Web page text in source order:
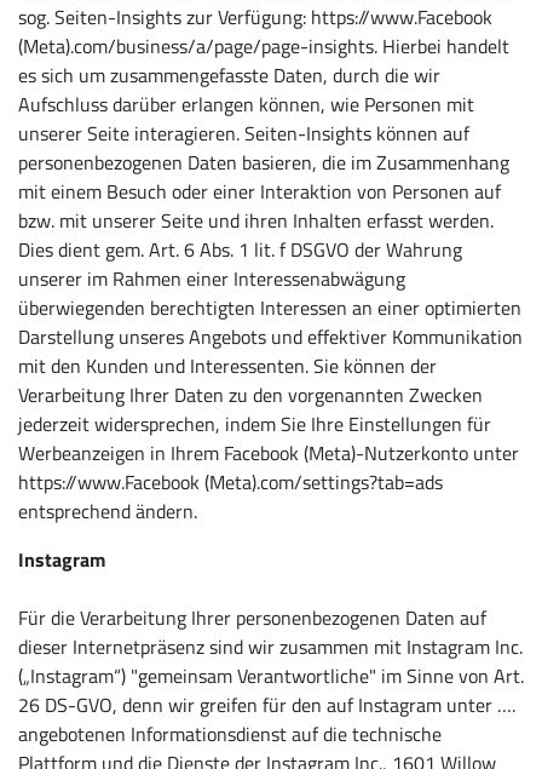
sog. Seiten-Insights zur Verfügung: https://www.Facebook
(Meta).com/business/a/page/page-insights. Hierbei handelt
es sich um zusammengefasste Daten, durch die wir
Aufschluss darüber erlangen können, wie Personen mit
unserer Seite interagieren. Seiten-Insights können auf
personenbezogenen Daten basieren, die im Zusammenhang
mit einem Besuch oder einer Interaktion von Personen auf
bzw. mit unserer Seite und ihren Inhalten erfasst werden.
Dies dient gem. Art. 6 Abs. 1 lit. f DSGVO der Wahrung
unserer im Rahmen einer Interessenabwägung
überwiegenden berechtigten Interessen an einer optimierten
Darstellung unseres Angebots und effektiver Kommunikation
mit den Kunden und Interessenten. Sie können der
Verarbeitung Ihrer Daten zu den vorgenannten Zwecken
jederzeit widersprechen, indem Sie Ihre Einstellungen für
Werbeanzeigen in Ihrem Facebook (Meta)-Nutzerkonto unter
https://www.Facebook (Meta).com/settings?tab=ads
entsprechend ändern.
Instagram
Für die Verarbeitung Ihrer personenbezogenen Daten auf
dieser Internetpräsenz sind wir zusammen mit Instagram Inc.
(„Instagram“) "gemeinsam Verantwortliche" im Sinne von Art.
26 DS-GVO, denn wir greifen für den auf Instagram unter ….
angebotenen Informationsdienst auf die technische
Plattform und die Dienste der Instagram Inc., 1601 Willow